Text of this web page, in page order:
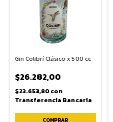
Gin Colibrí Clásico x 500 cc
$26.282,00
$23.653,80con
Transferencia Bancaria